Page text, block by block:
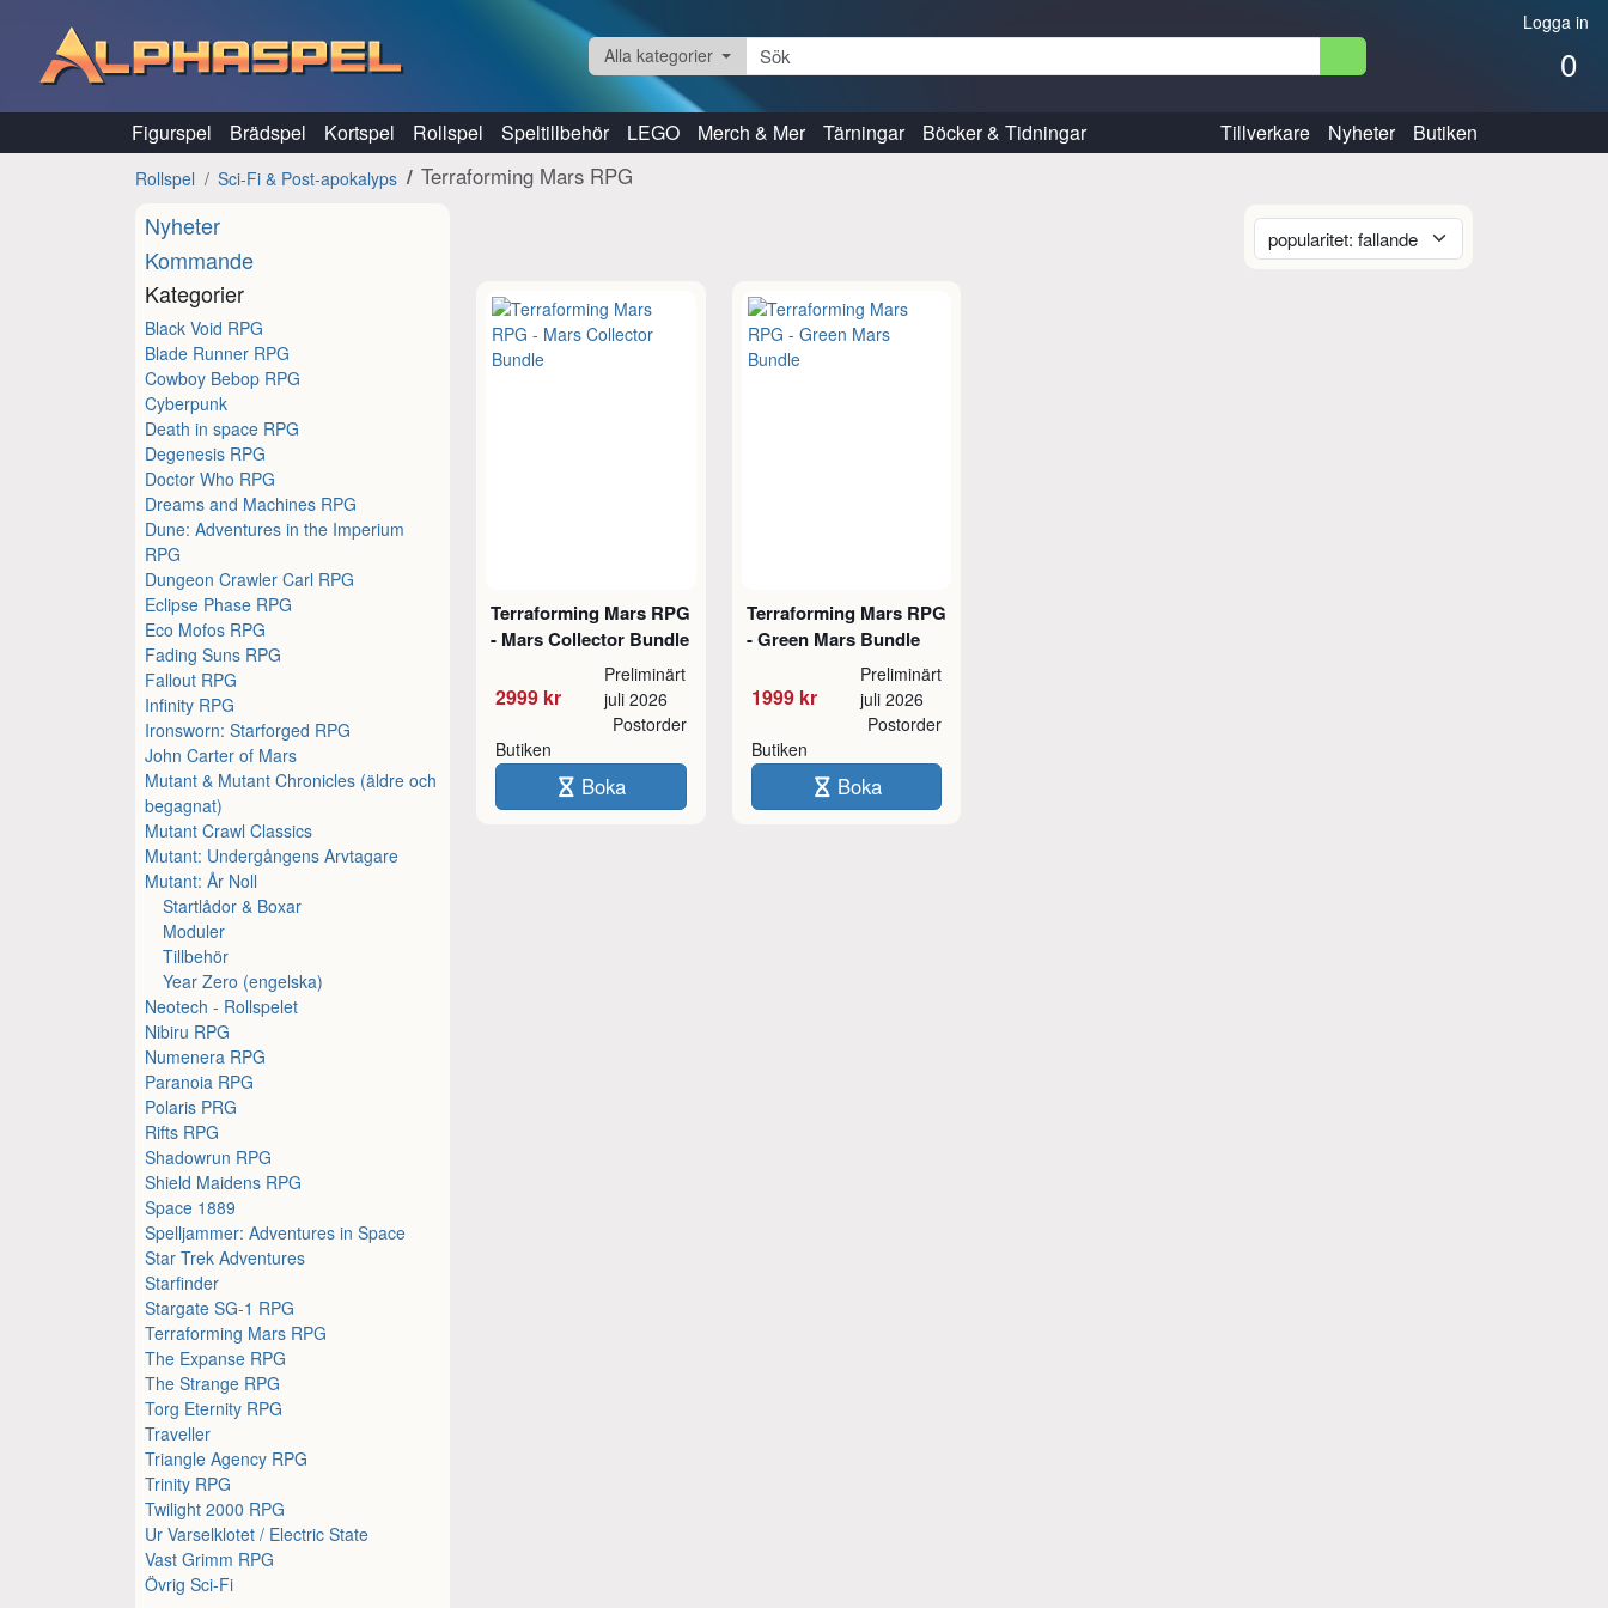
Logga in
0
Alla kategorier
Figurspel Brädspel Kortspel Rollspel Speltillbehör LEGO Merch & Mer Tärningar Böcker & Tidningar Tillverkare Nyheter Butiken
Rollspel Sci-Fi & Post-apokalyps Terraforming Mars RPG
Nyheter
Kommande
Kategorier
Black Void RPG
Blade Runner RPG
Cowboy Bebop RPG
Cyberpunk
Death in space RPG
Degenesis RPG
Doctor Who RPG
Dreams and Machines RPG
Dune: Adventures in the Imperium
RPG
Dungeon Crawler Carl RPG
Eclipse Phase RPG
Eco Mofos RPG
Fading Suns RPG
Fallout RPG
Infinity RPG
Ironsworn: Starforged RPG
John Carter of Mars
Mutant & Mutant Chronicles (äldre och
begagnat)
Mutant Crawl Classics
Mutant: Undergångens Arvtagare
Mutant: År Noll
Startlådor & Boxar
Moduler
Tillbehör
Year Zero (engelska)
Neotech - Rollspelet
Nibiru RPG
Numenera RPG
Paranoia RPG
Polaris PRG
Rifts RPG
Shadowrun RPG
Shield Maidens RPG
Space 1889
Spelljammer: Adventures in Space
Star Trek Adventures
Starfinder
Stargate SG-1 RPG
Terraforming Mars RPG
The Expanse RPG
The Strange RPG
Torg Eternity RPG
Traveller
Triangle Agency RPG
Trinity RPG
Twilight 2000 RPG
Ur Varselklotet / Electric State
Vast Grimm RPG
Övrig Sci-Fi
Terraforming Mars RPG
- Mars Collector Bundle
2999 kr
Preliminärt
juli 2026
Butiken
Postorder
Boka
Terraforming Mars RPG
- Green Mars Bundle
1999 kr
Preliminärt
juli 2026
Butiken
Postorder
Boka